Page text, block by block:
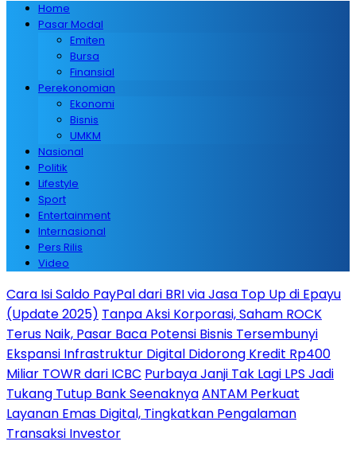
Home
Pasar Modal
Emiten
Bursa
Finansial
Perekonomian
Ekonomi
Bisnis
UMKM
Nasional
Politik
Lifestyle
Sport
Entertainment
Internasional
Pers Rilis
Video
Cara Isi Saldo PayPal dari BRI via Jasa Top Up di Epayu
(Update 2025) Tanpa Aksi Korporasi, Saham ROCK
Terus Naik, Pasar Baca Potensi Bisnis Tersembunyi
Ekspansi Infrastruktur Digital Didorong Kredit Rp400
Miliar TOWR dari ICBC Purbaya Janji Tak Lagi LPS Jadi
Tukang Tutup Bank SeenaknyaANTAM Perkuat
Layanan Emas Digital, Tingkatkan Pengalaman
Transaksi Investor